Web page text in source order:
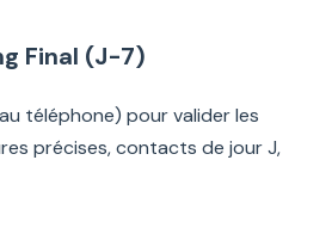
Final (J-7)
téléphone) pour valider les
précises, contacts de jour J,